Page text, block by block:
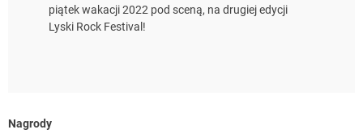
piątek wakacji 2022 pod sceną, na drugiej edycji
Lyski Rock Festival!
Nagrody